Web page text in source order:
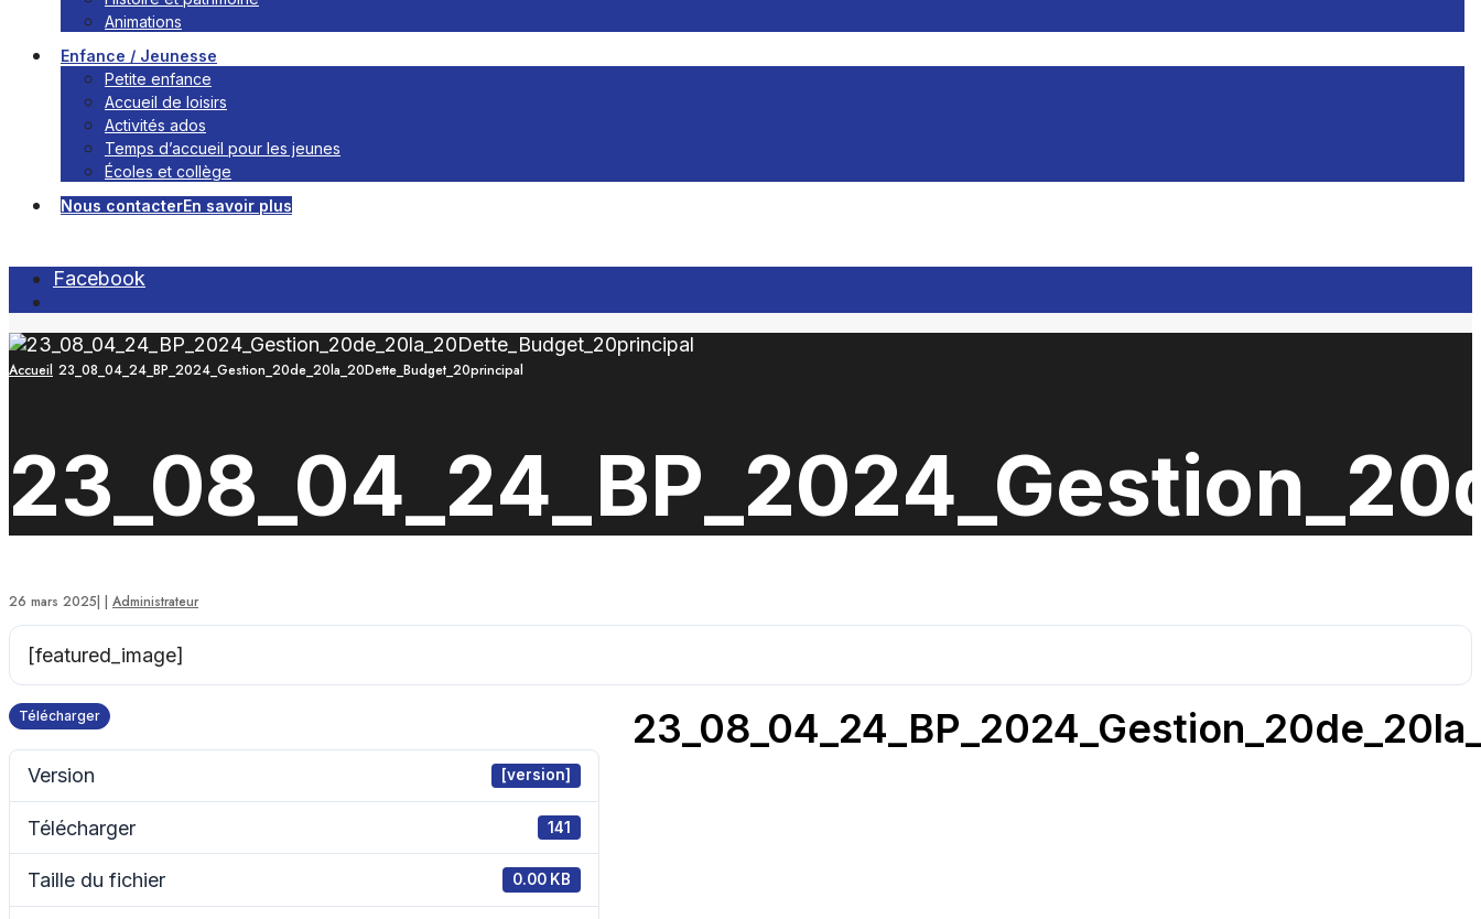
Animations
Enfance / Jeunesse
Petite enfance
Accueil de loisirs
Activités ados
Temps d’accueil pour les jeunes
Écoles et collège
Nous contacterEn savoir plus
Facebook
Window
Accueil 23_08_04_24_BP_2024_Gestion_20de_20la_20Dette_Budget_20principal
26 mars 2025| | Administrateur
[featured_image]
Télécharger
Version [version]
Télécharger 141
Taille du fichier 0.00 KB